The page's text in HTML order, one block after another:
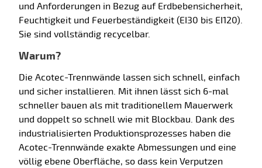
und Anforderungen in Bezug auf Erdbebensicherheit,
Feuchtigkeit und Feuerbeständigkeit (EI30 bis EI120).
Sie sind vollständig recycelbar.
Warum?
Die Acotec-Trennwände lassen sich schnell, einfach
und sicher installieren. Mit ihnen lässt sich 6-mal
schneller bauen als mit traditionellem Mauerwerk
und doppelt so schnell wie mit Blockbau. Dank des
industrialisierten Produktionsprozesses haben die
Acotec-Trennwände exakte Abmessungen und eine
völlig ebene Oberfläche, so dass kein Verputzen